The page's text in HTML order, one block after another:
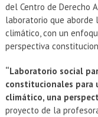
del Centro de Derecho
laboratorio que aborde
climático, con un
perspectiva
“Laboratorio social
constitucionales para
climático, una
proyecto de la